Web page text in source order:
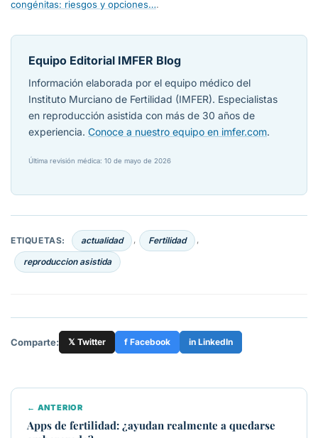
congénitas: riesgos y opciones….
Equipo Editorial IMFER Blog
Información elaborada por el equipo médico del
Instituto Murciano de Fertilidad (IMFER). Especialistas
en reproducción asistida con más de 30 años de
experiencia. Conoce a nuestro equipo en imfer.com.
Última revisión médica: 10 de mayo de 2026
ETIQUETAS: actualidad , Fertilidad ,
reproduccion asistida
Comparte: 𝕏 Twitter f Facebook in LinkedIn
← ANTERIOR
Apps de fertilidad: ¿ayudan realmente a quedarse